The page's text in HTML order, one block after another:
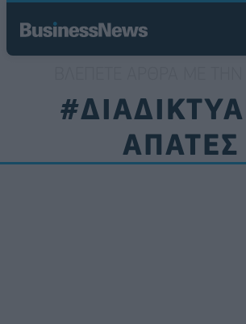
ΑΠΑΤΕΣ